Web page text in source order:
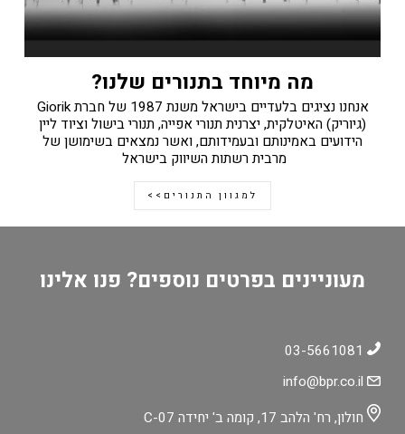
מה מיוחד בתנורים שלנו?
אנחנו נציגים בלעדיים בישראל משנת 1987 של חברת Giorik
(גיוריק) האיטלקית, יצרנית תנורי אפייה, תנורי בישול וציוד ליין
הידועים באמינותם ובעמידותם, ואשר נמצאים בשימושן של
מרבית רשתות השיווק בישראל
למגוון התנורים>>
מעוניינים בפרטים נוספים? פנו אלינו
חולון, רח' הלהב 17, קומה ב' יחידה C-07